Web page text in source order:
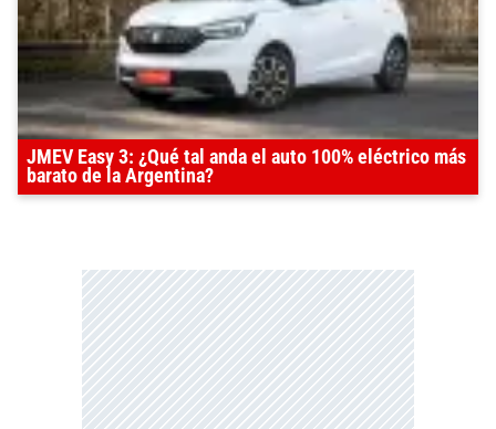
JMEV Easy 3: ¿Qué tal anda el auto 100% eléctrico más
barato de la Argentina?